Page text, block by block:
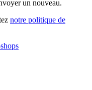
un nouveau.
notre politique de